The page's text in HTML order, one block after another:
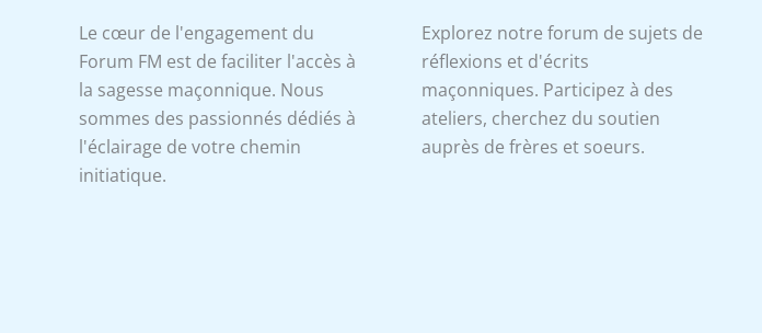
Le cœur de l'engagement du
Forum FM est de faciliter l'accès à
la sagesse maçonnique. Nous
sommes des passionnés dédiés à
l'éclairage de votre chemin
initiatique.
Explorez notre forum de sujets de
réflexions et d'écrits
maçonniques. Participez à des
ateliers, cherchez du soutien
auprès de frères et soeurs.